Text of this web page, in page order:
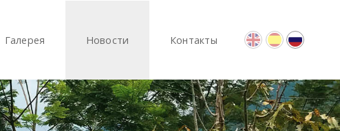
Галерея Новости Контакты